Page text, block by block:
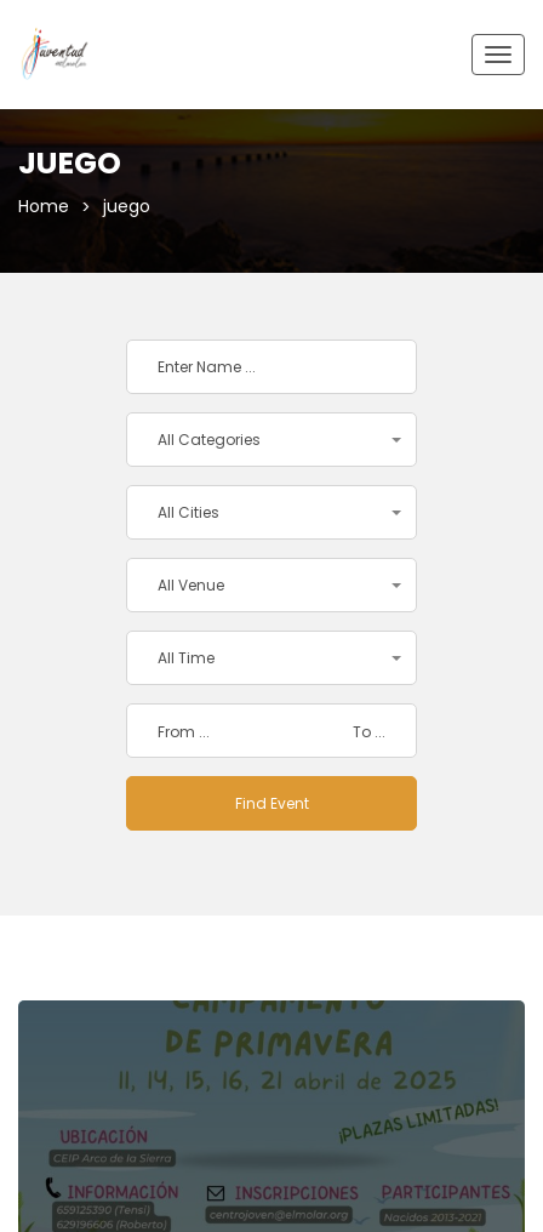
JUEGO
Home juego
All Categories
All Cities
All Venue
All Time